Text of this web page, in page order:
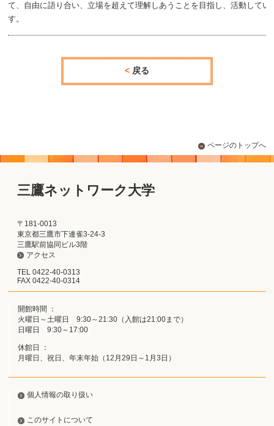
て、自由に語り合い、立場を超えて理解しあうことを目指し、活動してい
す。
戻る
ページのトップへ
三鷹ネットワーク大学
〒181-0013
東京都三鷹市下連雀3-24-3
三鷹駅前協同ビル3階
アクセス
TEL 0422-40-0313
FAX 0422-40-0314
開館時間 ：
火曜日～土曜日 9:30～21:30（入館は21:00まで）
日曜日 9:30～17:00
休館日 ：
月曜日、祝日、年末年始（12月29日～1月3日）
個人情報の取り扱い
このサイトについて